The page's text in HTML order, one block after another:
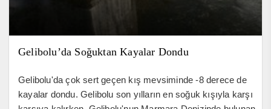
Gelibolu’da Soğuktan Kayalar Dondu
Gelibolu'da çok sert geçen kış mevsiminde -8 derece de
kayalar dondu. Gelibolu son yılların en soğuk kışıyla karşı